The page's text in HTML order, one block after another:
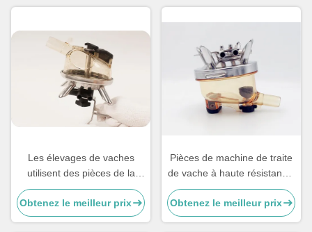
Les élevages de vaches
utilisent des pièces de la
machine à lait, des griffes,
du matériel PPSU de 300 cc
sans soupape.
Obtenez le meilleur prix
Pièces de machine de traite
de vache à haute résistance,
pièces de rechange laitières
agricoles 400CC
Obtenez le meilleur prix